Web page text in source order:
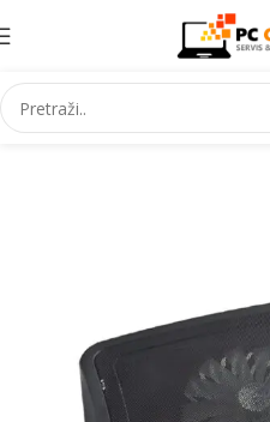
Početna Informatika Racunari